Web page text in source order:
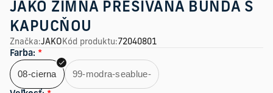
JAKO ZIMNÁ PREŠÍVANÁ BUNDA S
KAPUCŇOU
Značka:JAKOKód produktu: 72040801
Farba: *
08-cierna 99-modra-seablue-